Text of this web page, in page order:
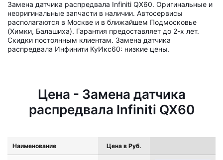
Замена датчика распредвала Infiniti QX60. Оригинальные и
неоригинальные запчасти в наличии. Автосервисы
располагаются в Москве и в ближайшем Подмосковье
(Химки, Балашиха). Гарантия предоставляет до 2-х лет.
Скидки постоянным клиентам. Замена датчика
распредвала Инфинити КуИкс60: низкие цены.
Цена - Замена датчика
распредвала Infiniti QX60
Наименование Цена в Руб.